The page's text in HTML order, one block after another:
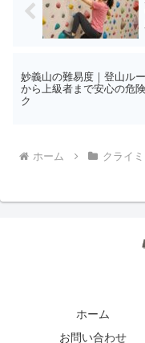
妙義山の難易度｜登山ル
から上級者まで安心の危
ク
ホーム クライ
ホーム
お問い合わせ